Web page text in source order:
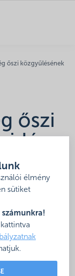
élmény
sütiket
őszi közgyűlésének
őszi
idén
22-én kerül
Hotel Harkány